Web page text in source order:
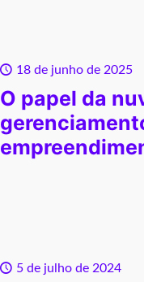
18 de junho de 2025
O papel da
5 de julho de 2024